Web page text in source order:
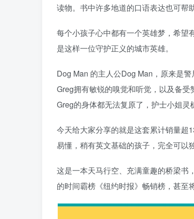
读物。书中许多地道的口语表达也可帮
每个小孩子心中都有一个英雄梦，希望
是这样一位守护正义的城市英雄。
Dog Man 的主人公Dog Man，原来是
Greg拥有敏锐的嗅觉和听觉，以及备
Greg的身体都无法复原了，护士小姐
今天给大家分享的就是这套累计销量超
易懂，稍有英文基础的孩子，完全可以
这是一本天马行空、充满童趣的桥梁书
的时间霸榜《纽约时报》畅销榜，甚至